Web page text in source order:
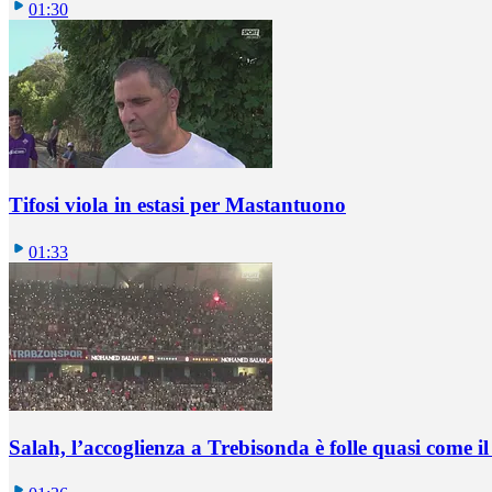
01:30
Tifosi viola in estasi per Mastantuono
01:33
Salah, l’accoglienza a Trebisonda è folle quasi come